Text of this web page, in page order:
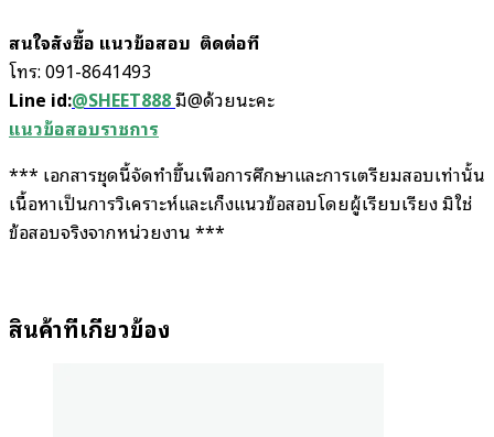
สนใจสั่งซื้อ แนวข้อสอบ ติดต่อที่
โทร: 091-8641493
Line id:@SHEET888มี@ด้วยนะคะ
แนวข้อสอบราชการ
*** เอกสารชุดนี้จัดทำขึ้นเพื่อการศึกษาและการเตรียมสอบเท่านั้น
เนื้อหาเป็นการวิเคราะห์และเก็งแนวข้อสอบโดยผู้เรียบเรียง มิใช่
ข้อสอบจริงจากหน่วยงาน ***
สินค้าที่เกี่ยวข้อง